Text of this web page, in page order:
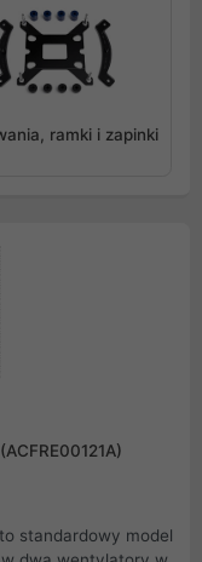
ramki i zapinki
standardowy model